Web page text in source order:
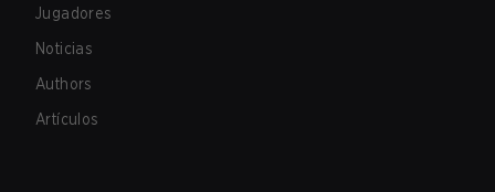
Jugadores
Noticias
Authors
Artículos